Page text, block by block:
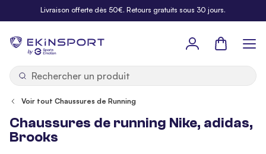
Allez au contenuLivraison offerte dès 50€. Retours gratuits sous 30 jours.
by
Panier
Voir tout Chaussures de Running
Chaussures de running Nike, adidas,
Brooks